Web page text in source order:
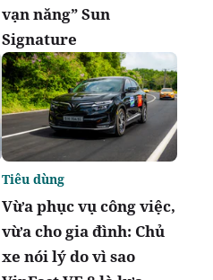
vạn năng” Sun
Signature
Vừa phục vụ công việc,
vừa cho gia đình: Chủ
xe nói lý do vì sao
Tiêu dùng